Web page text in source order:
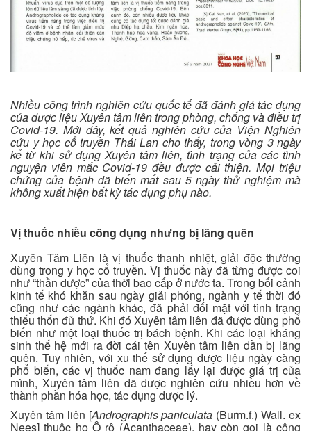
Nhiều công trình nghiên cứu quốc tế đã đánh giá tác dụng
của dược liệu Xuyên tâm liên trong phòng, chống và điều trị
Covid-19. Mới đây, kết quả nghiên cứu của Viện Nghiên
cứu y học cổ truyền Thái Lan cho thấy, trong vòng 3 ngày
kể từ khi sử dụng Xuyên tâm liên, tình trạng của các tình
nguyện viên mắc Covid-19 đều được cải thiện. Mọi triệu
chứng của bệnh đã biến mất sau 5 ngày thử nghiệm mà
không xuất hiện bất kỳ tác dụng phụ nào.
Vị thuốc nhiều công dụng nhưng bị lãng quên
Xuyên Tâm Liên là vị thuốc thanh nhiệt, giải độc thường
dùng trong y học cổ truyền. Vị thuốc này đã từng được coi
như “thần dược” của thời bao cấp ở nước ta. Trong bối cảnh
kinh tế khó khăn sau ngày giải phóng, ngành y tế thời đó
cũng như các ngành khác, đã phải đối mặt với tình trạng
thiếu thốn đủ thứ. Khi đó Xuyên tâm liên đã được dùng phổ
biến như một loại thuốc trị bách bệnh. Khi các loại kháng
sinh thế hệ mới ra đời cái tên Xuyên tâm liên dần bị lãng
quên. Tuy nhiên, với xu thế sử dụng dược liệu ngày càng
phổ biến, các vị thuốc nam đang lấy lại được giá trị của
mình, Xuyên tâm liên đã được nghiên cứu nhiều hơn về
thành phần hóa học, tác dụng dược lý.
Xuyên tâm liên [Andrographis paniculata (Burm.f.) Wall. ex
Nees] thuộc họ Ô rô (Acanthaceae), hay còn gọi là công